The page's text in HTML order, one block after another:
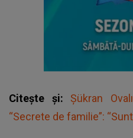
Citește și: Şükran
“Secrete de familie”: